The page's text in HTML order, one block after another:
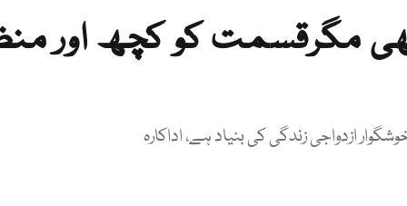
مگرقسمت کو کچھ اور
ازدواجی زندگی کی بنیاد ہے، اداکارہ